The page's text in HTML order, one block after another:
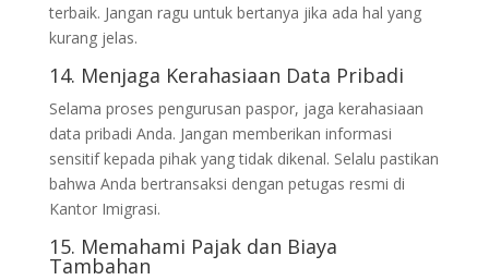
terbaik. Jangan ragu untuk bertanya jika ada hal yang
kurang jelas.
14. Menjaga Kerahasiaan Data Pribadi
Selama proses pengurusan paspor, jaga kerahasiaan
data pribadi Anda. Jangan memberikan informasi
sensitif kepada pihak yang tidak dikenal. Selalu pastikan
bahwa Anda bertransaksi dengan petugas resmi di
Kantor Imigrasi.
15. Memahami Pajak dan Biaya
Tambahan